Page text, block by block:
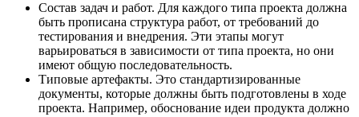
Состав задач и работ. Для каждого типа проекта должна
быть прописана структура работ, от требований до
тестирования и внедрения. Эти этапы могут
варьироваться в зависимости от типа проекта, но они
имеют общую последовательность.
Типовые артефакты. Это стандартизированные
документы, которые должны быть подготовлены в ходе
проекта. Например, обоснование идеи продукта должно